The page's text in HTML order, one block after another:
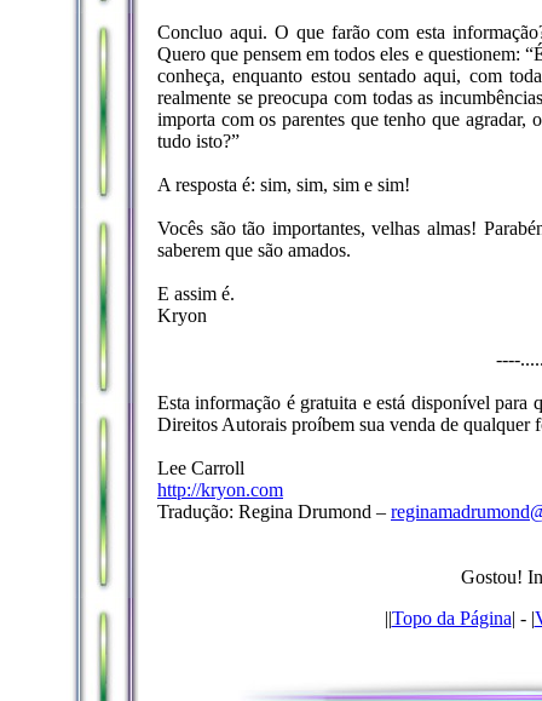
Concluo aqui. O que farão com esta
Quero que pensem em todos eles e questionem:
conheça, enquanto estou sentado aqui, com
realmente se preocupa com todas as
importa com os parentes que tenho que
tudo isto?”
A resposta é: sim, sim, sim e sim!
Vocês são tão importantes, velhas almas!
saberem que são amados.
E assim é.
Kryon
----
Esta informação é gratuita e está disponível para
Direitos Autorais proíbem sua venda de qualquer
Lee Carroll
http://kryon.com
Tradução: Regina Drumond –
Gostou!
||Topo da Página| - |